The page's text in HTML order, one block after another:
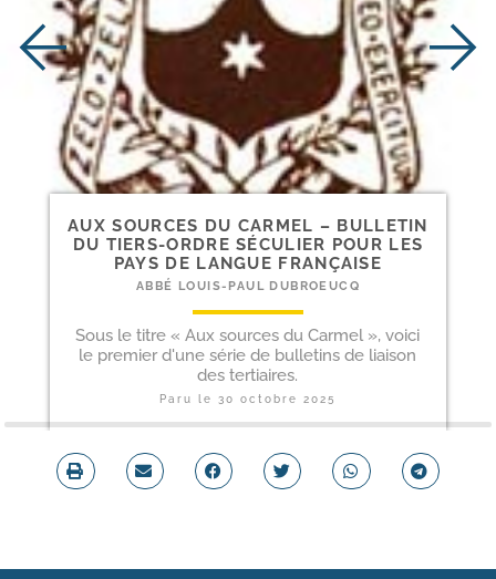
AUX SOURCES DU CARMEL – BULLETIN
DU TIERS-​ORDRE SÉCULIER POUR LES
PAYS DE LANGUE FRANÇAISE
ABBÉ LOUIS-PAUL DUBROEUCQ
Sous le titre « Aux sources du Carmel », voici
le premier d'une série de bulletins de liaison
des tertiaires.
Paru le30 octobre 2025